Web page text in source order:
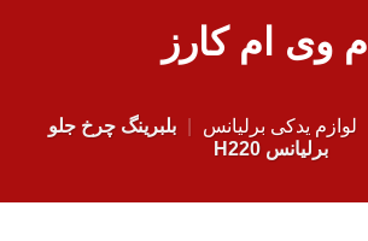
ام وی ام کارز
لوازم یدکی برلیانس
بلبرینگ چرخ جلو
برلیانس H220